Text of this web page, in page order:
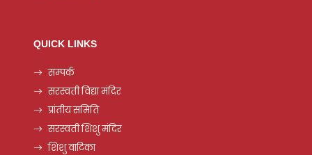
QUICK LINKS
सम्पर्क
सरस्वती विद्या मंदिर
प्रांतीय समिति
सरस्वती शिशु मंदिर
शिशु वाटिका